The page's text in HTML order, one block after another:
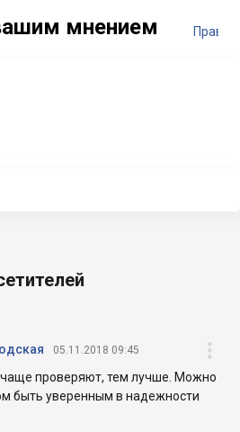
мнением
05.11.2018 09:45 
проверяют, тем лучше. Можно
быть уверенным в надежности